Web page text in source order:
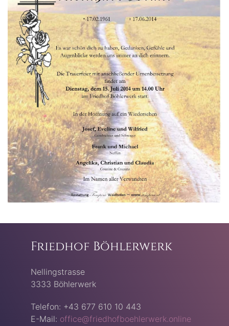
Friedhof Böhlerwerk
Nellingstrasse
3333 Böhlerwerk
Telefon: +43 677 610 10 443
E-Mail: office@friedhofboehlerwerk.online